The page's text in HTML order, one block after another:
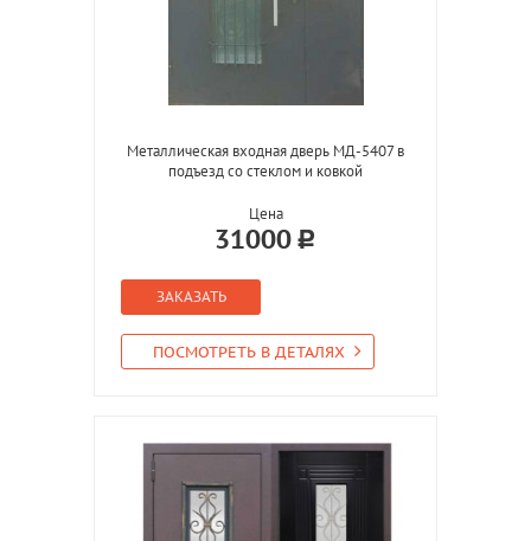
Металлическая входная дверь МД-5407 в
подъезд со стеклом и ковкой
Цена
31000
ЗАКАЗАТЬ
ПОСМОТРЕТЬ В ДЕТАЛЯХ